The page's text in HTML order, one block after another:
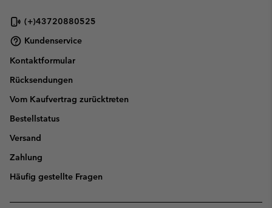
(+)43720880525
Kundenservice
Kontaktformular
Rücksendungen
Vom Kaufvertrag zurücktreten
Bestellstatus
Versand
Zahlung
Häufig gestellte Fragen